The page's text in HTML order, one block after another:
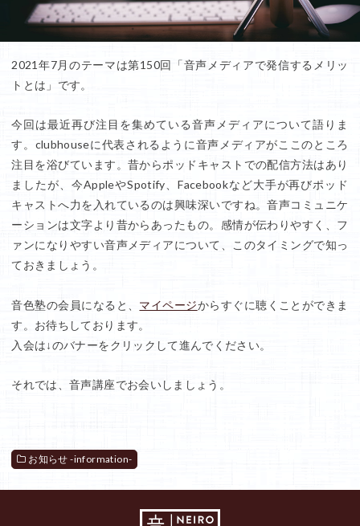
2021年7月のテーマは第150回「音声メディアで発信するメリッ
トとは」です。
今回は最近再び注目を集めている音声メディアについて語りま
す。clubhouseに代表されるように音声メディアがここのところ
注目を浴びています。昔からポッドキャストでの配信方法はあり
ましたが、今AppleやSpotify、Facebookなど大手が再びポッド
キャストへ力を入れているのは興味深いですね。音声コミュニケ
ーションは文字より昔からあったもの。感情が伝わりやすく、フ
ァンになりやすい音声メディアについて、このタイミングで知っ
ておきましょう。
音色塾の会員になると、 マイページからすぐに聴くことができま
す。お待ちしております。
入会は↓のバナーをクリックして進んでください。
それでは、音声講座でお会いしましょう。
お知らせ -information-